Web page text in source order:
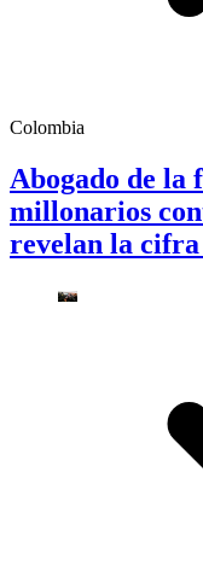
Colombia
Abogado de la
millonarios
revelan la cifra